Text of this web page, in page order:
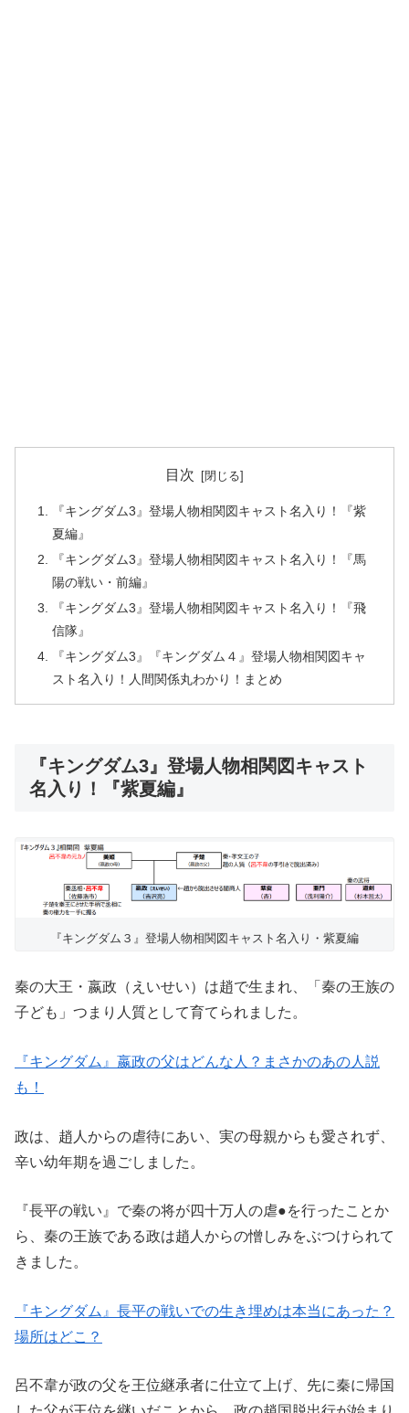
目次
『キングダム3』登場人物相関図キャスト名入り！『紫
夏編』
『キングダム3』登場人物相関図キャスト名入り！『馬
陽の戦い・前編』
『キングダム3』登場人物相関図キャスト名入り！『飛
信隊』
『キングダム3』『キングダム４』登場人物相関図キャ
スト名入り！人間関係丸わかり！まとめ
『キングダム3』登場人物相関図キャスト
名入り！『紫夏編』
『キングダム３』登場人物相関図キャスト名入り・紫夏編
秦の大王・嬴政（えいせい）は趙で生まれ、「秦の王族の
子ども」つまり人質として育てられました。
『キングダム』嬴政の父はどんな人？まさかのあの人説
も！
政は、趙人からの虐待にあい、実の母親からも愛されず、
辛い幼年期を過ごしました。
『長平の戦い』で秦の将が四十万人の虐●を行ったことか
ら、秦の王族である政は趙人からの憎しみをぶつけられて
きました。
『キングダム』長平の戦いでの生き埋めは本当にあった？
場所はどこ？
呂不韋が政の父を王位継承者に仕立て上げ、先に秦に帰国